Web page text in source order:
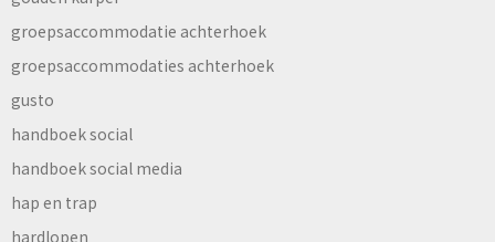
groepsaccommodatie achterhoek
groepsaccommodaties achterhoek
gusto
handboek social
handboek social media
hap en trap
hardlopen